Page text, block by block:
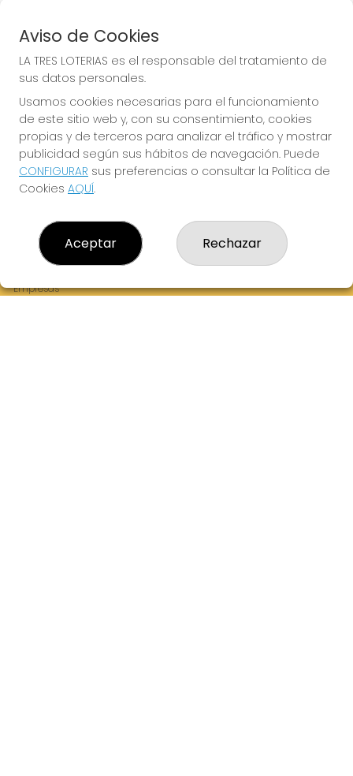
¡La Tres Loterias te desea Mucha Suerte!
¿Quiénes somos?
Comprar lotería
Resultados
Empresas
Aviso de Cookies
LA TRES LOTERIAS es el responsable del tratamiento de
sus datos personales.
Usamos cookies necesarias para el funcionamiento
de este sitio web y, con su consentimiento, cookies
propias y de terceros para analizar el tráfico y mostrar
publicidad según sus hábitos de navegación. Puede
CONFIGURAR sus preferencias o consultar la Política de
Cookies AQUÍ.
Aceptar Rechazar